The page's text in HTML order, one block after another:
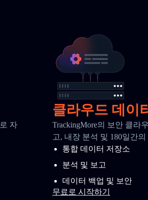
자
클라우드 데이
TrackingMore의 보안 클라
고, 내장 분석 및 180일간
통합 데이터 저장소
분석 및 보고
데이터 백업 및 보안
무료로 시작하기